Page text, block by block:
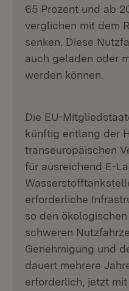
65 Prozent und ab
verglichen mit dem
senken. Diese
auch geladen oder
werden können.
Die EU-
künftig entlang der
transeuropäischen
für ausreichend E-
erforderliche
so den
schweren
Genehmigung und
dauert mehrere
erforderlich, jetzt